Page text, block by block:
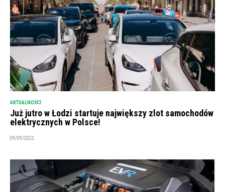
AKTUALNOŚCI
Już jutro w Łodzi startuje największy zlot samochodów
elektrycznych w Polsce!
09/09/2022